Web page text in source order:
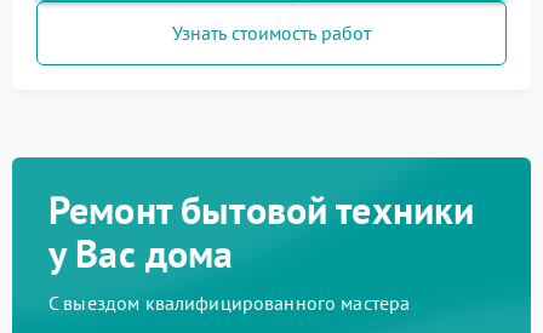
Узнать стоимость работ
Ремонт бытовой техники
у Вас дома
С выездом квалифицированного мастера